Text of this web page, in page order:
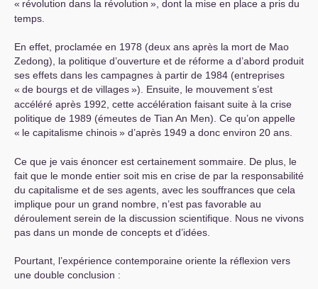
« révolution dans la révolution », dont la mise en place a pris du
temps.
En effet, proclamée en 1978 (deux ans après la mort de Mao
Zedong), la politique d’ouverture et de réforme a d’abord produit
ses effets dans les campagnes à partir de 1984 (entreprises
« de bourgs et de villages»). Ensuite, le mouvement s’est
accéléré après 1992, cette accélération faisant suite à la crise
politique de 1989 (émeutes de Tian An Men). Ce qu’on appelle
« le capitalisme chinois» d’après 1949 a donc environ 20 ans.
Ce que je vais énoncer est certainement sommaire. De plus, le
fait que le monde entier soit mis en crise de par la responsabilité
du capitalisme et de ses agents, avec les souffrances que cela
implique pour un grand nombre, n’est pas favorable au
déroulement serein de la discussion scientifique. Nous ne vivons
pas dans un monde de concepts et d’idées.
Pourtant, l’expérience contemporaine oriente la réflexion vers
une double conclusion :